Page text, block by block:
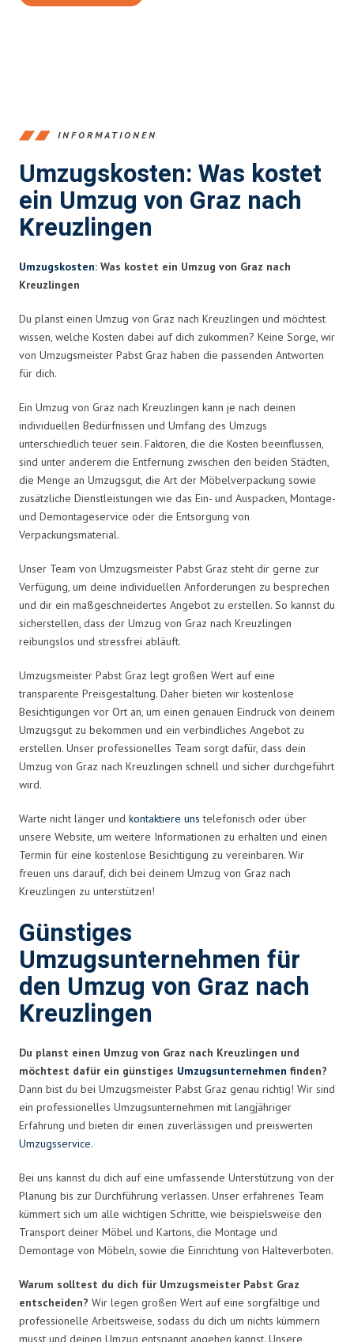
INFORMATIONEN
Umzugskosten: Was kostet
ein Umzug von Graz nach
Kreuzlingen
Umzugskosten: Was kostet ein Umzug von Graz nach
Kreuzlingen
Du planst einen Umzug von Graz nach Kreuzlingen und möchtest
wissen, welche Kosten dabei auf dich zukommen? Keine Sorge, wir
von Umzugsmeister Pabst Graz haben die passenden Antworten
für dich.
Ein Umzug von Graz nach Kreuzlingen kann je nach deinen
individuellen Bedürfnissen und Umfang des Umzugs
unterschiedlich teuer sein. Faktoren, die die Kosten beeinflussen,
sind unter anderem die Entfernung zwischen den beiden Städten,
die Menge an Umzugsgut, die Art der Möbelverpackung sowie
zusätzliche Dienstleistungen wie das Ein- und Auspacken, Montage-
und Demontageservice oder die Entsorgung von
Verpackungsmaterial.
Unser Team von Umzugsmeister Pabst Graz steht dir gerne zur
Verfügung, um deine individuellen Anforderungen zu besprechen
und dir ein maßgeschneidertes Angebot zu erstellen. So kannst du
sicherstellen, dass der Umzug von Graz nach Kreuzlingen
reibungslos und stressfrei abläuft.
Umzugsmeister Pabst Graz legt großen Wert auf eine
transparente Preisgestaltung. Daher bieten wir kostenlose
Besichtigungen vor Ort an, um einen genauen Eindruck von deinem
Umzugsgut zu bekommen und ein verbindliches Angebot zu
erstellen. Unser professionelles Team sorgt dafür, dass dein
Umzug von Graz nach Kreuzlingen schnell und sicher durchgeführt
wird.
Warte nicht länger und kontaktiere uns telefonisch oder über
unsere Website, um weitere Informationen zu erhalten und einen
Termin für eine kostenlose Besichtigung zu vereinbaren. Wir
freuen uns darauf, dich bei deinem Umzug von Graz nach
Kreuzlingen zu unterstützen!
Günstiges
Umzugsunternehmen für
den Umzug von Graz nach
Kreuzlingen
Du planst einen Umzug von Graz nach Kreuzlingen und
möchtest dafür ein günstiges Umzugsunternehmen finden?
Dann bist du bei Umzugsmeister Pabst Graz genau richtig! Wir sind
ein professionelles Umzugsunternehmen mit langjähriger
Erfahrung und bieten dir einen zuverlässigen und preiswerten
Umzugsservice.
Bei uns kannst du dich auf eine umfassende Unterstützung von der
Planung bis zur Durchführung verlassen. Unser erfahrenes Team
kümmert sich um alle wichtigen Schritte, wie beispielsweise den
Transport deiner Möbel und Kartons, die Montage und
Demontage von Möbeln, sowie die Einrichtung von Halteverboten.
Warum solltest du dich für Umzugsmeister Pabst Graz
entscheiden? Wir legen großen Wert auf eine sorgfältige und
professionelle Arbeitsweise, sodass du dich um nichts kümmern
musst und deinen Umzug entspannt angehen kannst. Unsere